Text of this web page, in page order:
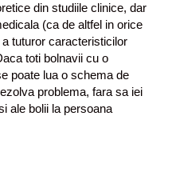
din studiile clinice, dar
(ca de altfel in orice
tuturor caracteristicilor
toti bolnavii cu o
poate lua o schema de
problema, fara sa iei
ale bolii la persoana